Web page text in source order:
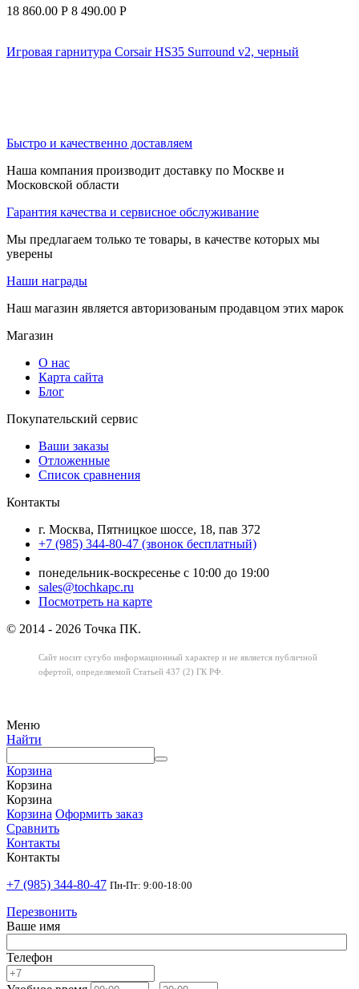
18 860.00 Р 8 490.00 Р
Игровая гарнитура Corsair HS35 Surround v2, черный
Быстро и качественно доставляем
Наша компания производит доставку по Москве и
Московской области
Гарантия качества и сервисное обслуживание
Мы предлагаем только те товары, в качестве которых мы
уверены
Наши награды
Наш магазин является авторизованым продавцом этих марок
Магазин
О нас
Карта сайта
Блог
Покупательский сервис
Ваши заказы
Отложенные
Список сравнения
Контакты
г. Москва, Пятницкое шоссе, 18, пав 372
+7 (985) 344-80-47 (звонок бесплатный)
понедельник-воскресенье с 10:00 до 19:00
sales@tochkapc.ru
Посмотреть на карте
© 2014 - 2026 Точка ПК.
Сайт носит сугубо информационный характер и не является публичной
офертой, определяемой Статьей 437 (2) ГК РФ.
Меню
Найти
Корзина
Корзина
Корзина
Корзина Оформить заказ
Сравнить
Контакты
Контакты
+7 (985) 344-80-47 Пн-Пт: 9:00-18:00
Перезвонить
Ваше имя
Телефон